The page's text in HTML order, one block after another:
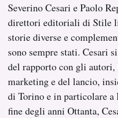
Severino Cesari e Paolo
direttori editoriali di Stile
storie diverse e
sono sempre stati. Cesari
del rapporto con gli
marketing e del lancio,
di Torino e in particolare a
fine degli anni Ottanta,